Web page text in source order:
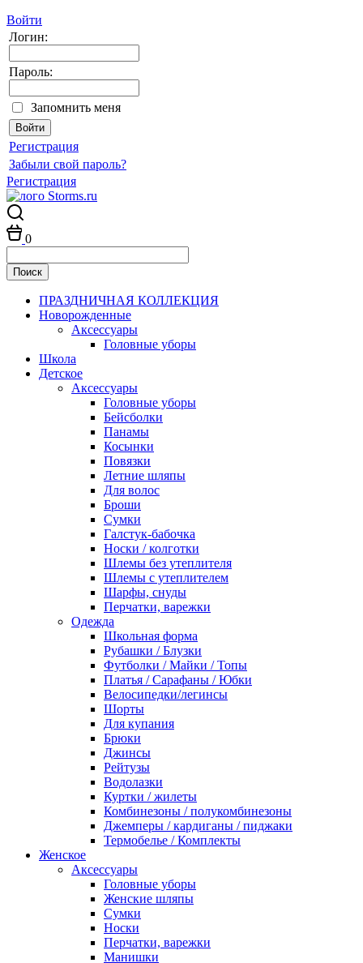
Войти
Логин:
Пароль:
Запомнить меня
Регистрация
Забыли свой пароль?
Регистрация
0
ПРАЗДНИЧНАЯ КОЛЛЕКЦИЯ
Новорожденные
Аксессуары
Головные уборы
Школа
Детское
Аксессуары
Головные уборы
Бейсболки
Панамы
Косынки
Повязки
Летние шляпы
Для волос
Броши
Сумки
Галстук-бабочка
Носки / колготки
Шлемы без утеплителя
Шлемы с утеплителем
Шарфы, снуды
Перчатки, варежки
Одежда
Школьная форма
Рубашки / Блузки
Футболки / Майки / Топы
Платья / Сарафаны / Юбки
Велосипедки/легинсы
Шорты
Для купания
Брюки
Джинсы
Рейтузы
Водолазки
Куртки / жилеты
Комбинезоны / полукомбинезоны
Джемперы / кардиганы / пиджаки
Термобелье / Комплекты
Женское
Аксессуары
Головные уборы
Женские шляпы
Сумки
Носки
Перчатки, варежки
Манишки